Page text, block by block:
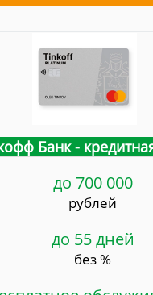
Банк -
до 700 000
рублей
до 55 дней
без %